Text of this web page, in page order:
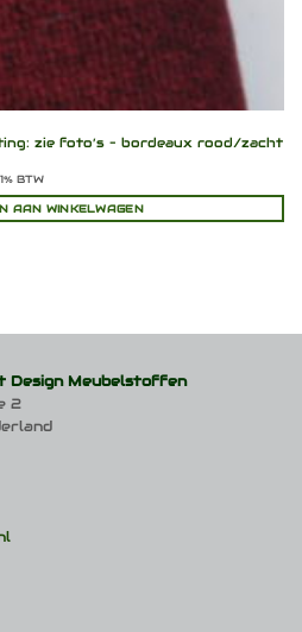
zie foto’s – bordeaux rood/zacht
BTW
AAN WINKELWAGEN
Design Meubelstoffen
2